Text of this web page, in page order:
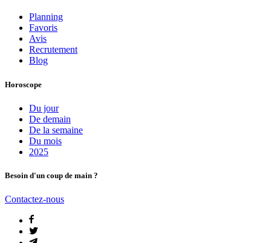
Planning
Favoris
Avis
Recrutement
Blog
Horoscope
Du jour
De demain
De la semaine
Du mois
2025
Besoin d'un coup de main ?
Contactez-nous